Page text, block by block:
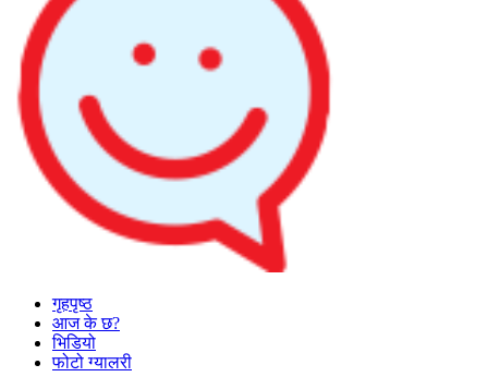
गृहपृष्ठ
आज के छ?
भिडियो
फोटो ग्यालरी